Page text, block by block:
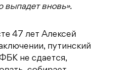
выпадет вновь».
47 лет Алексей
путинский
не сдается,